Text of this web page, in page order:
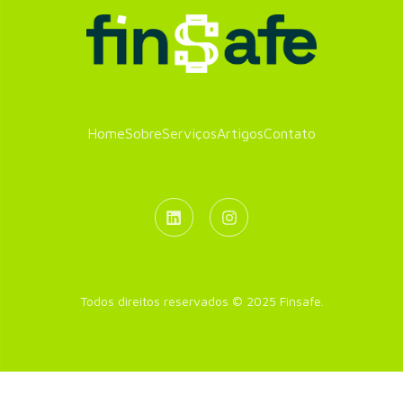
HomeSobreServiçosArtigosContato
Todos direitos reservados © 2025 Finsafe.